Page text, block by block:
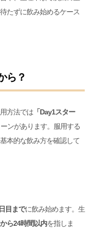
たずに飲み始めるケース
ら？
方法では「Day1スター
ンがあります。服用する
本的な飲み方を確認して
目までに飲み始めます。生
ら24時間以内を指しま